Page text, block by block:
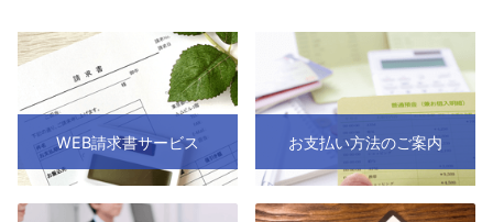
WEB請求書サービス お支払い方法のご案内